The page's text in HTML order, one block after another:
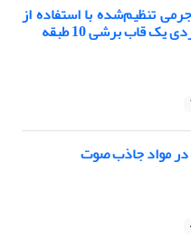
تنظیم‌شده با استفاده از
قاب برشی 10 طبقه
در مواد جاذب صوت